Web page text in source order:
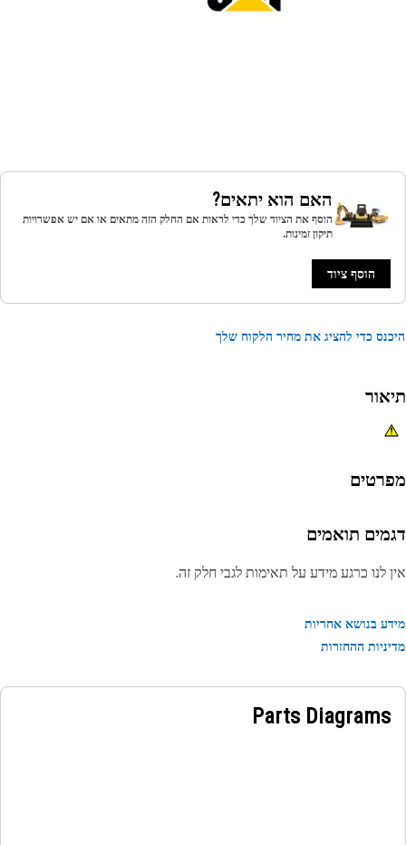
האם הוא יתאים?
הוסף את הציוד שלך כדי לראות אם החלק הזה מתאים או אם יש אפשרויות
תיקון זמינות.
הוסף ציוד
כדי להציג את מחיר הלקוח שלך
תואמים
לנו כרגע מידע על תאימות לגבי חלק זה.
בנושא אחריות
ההחזרות
Parts Diagrams